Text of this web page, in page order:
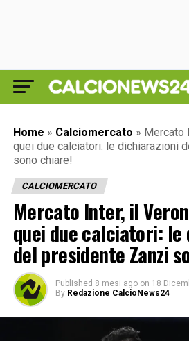
Home » Calciomercato » Mercato
quei due calciatori: le dichiarazioni
sono chiare!
CALCIOMERCATO
Mercato Inter, il
quei due calciatori: le
del presidente Zanzi
Published 8 mesi ago on 18
By Redazione CalcioNews24